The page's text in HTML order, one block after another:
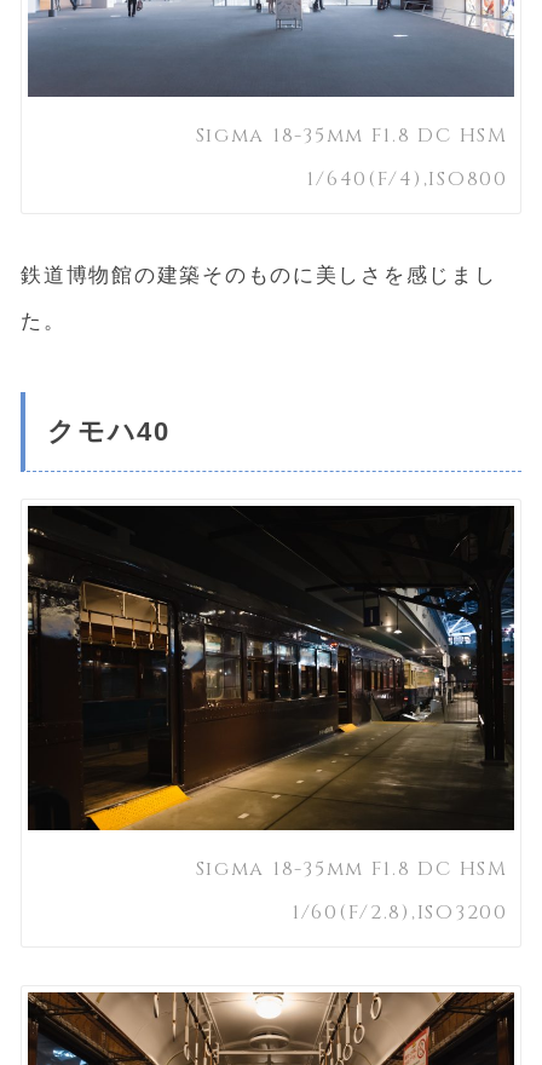
Sigma 18-35mm F1.8 DC HSM
1/640(F/4),ISO800
鉄道博物館の建築そのものに美しさを感じまし
た。
クモハ40
Sigma 18-35mm F1.8 DC HSM
1/60(F/2.8),ISO3200